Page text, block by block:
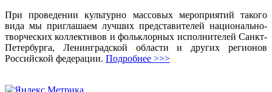
При проведении культурно массовых мероприятий такого
вида мы приглашаем лучших представителей национально-
творческих коллективов и фольклорных исполнителей Санкт-
Петербурга, Ленинградской области и других регионов
Российской федерации. Подробнее >>>